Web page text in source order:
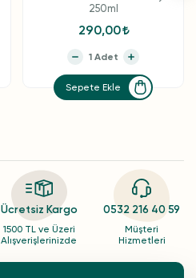
250ml
290,00
Sepete Ekle
Ücretsiz Kargo
1500 TL ve Üzeri
Alışverişlerinizde
0532 216 40 59
Müşteri
Hizmetleri